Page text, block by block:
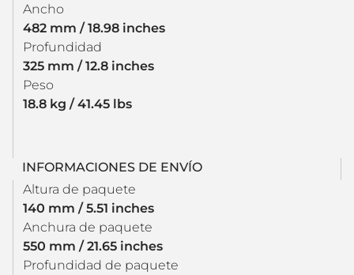
Ancho
482 mm / 18.98 inches
Profundidad
325 mm / 12.8 inches
Peso
18.8 kg / 41.45 lbs
INFORMACIONES DE ENVÍO
Altura de paquete
140 mm / 5.51 inches
Anchura de paquete
550 mm / 21.65 inches
Profundidad de paquete